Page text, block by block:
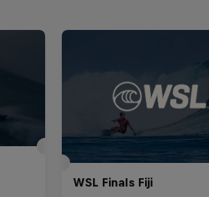
WSL Finals Fiji